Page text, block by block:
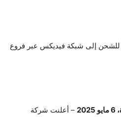
جديداً للشحن إلى شبكة فيديكس عبر فروع
6مايو 2025
– أعلنت شركة